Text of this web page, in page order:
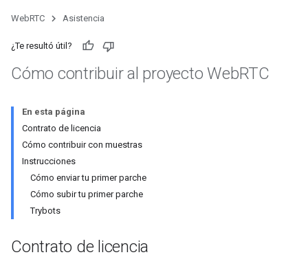
WebRTC Asistencia
¿Te resultó útil?
Cómo contribuir al proyecto WebRTC
En esta página
Contrato de licencia
Cómo contribuir con muestras
Instrucciones
Cómo enviar tu primer parche
Cómo subir tu primer parche
Trybots
Contrato de licencia